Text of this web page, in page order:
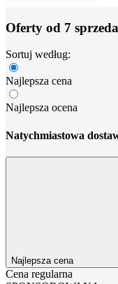
Oferty od 7
Sortuj według:
Najlepsza cena
Najlepsza ocena
Natychmiastowa
Najlepsza cena
Cena regularna